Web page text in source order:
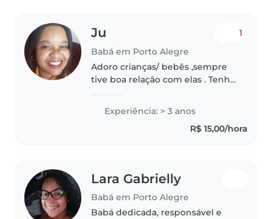
Ju
Babá em Porto Alegre
1
Adoro crianças/ bebês ,sempre
tive boa relação com elas . Tenho
desfralde. Não fumo e nem
outros tipos de vícios. Paciência..
Experiência: > 3 anos
R$ 15,00/hora
Lara Gabrielly
Babá em Porto Alegre
Babá dedicada, responsável e